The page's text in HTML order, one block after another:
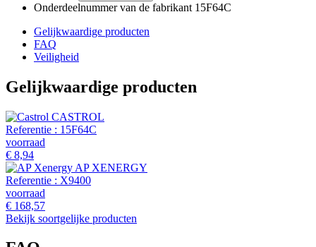
Onderdeelnummer van de fabrikant 15F64C
Gelijkwaardige producten
FAQ
Veiligheid
Gelijkwaardige producten
CASTROL
Referentie : 15F64C
voorraad
€ 8,94
AP XENERGY
Referentie : X9400
voorraad
€ 168,57
Bekijk soortgelijke producten